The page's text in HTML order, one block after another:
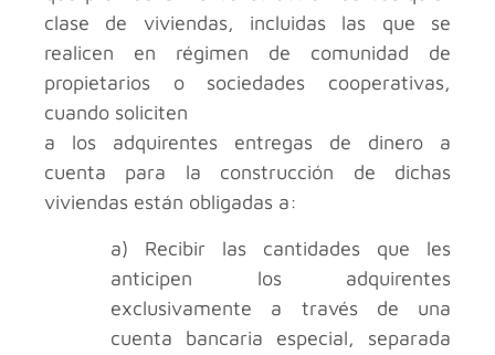
clase de viviendas, incluidas las que se
realicen en régimen de comunidad de
propietarios o sociedades cooperativas,
cuando soliciten
a los adquirentes entregas de dinero a
cuenta para la construcción de dichas
viviendas están obligadas a:
a) Recibir las cantidades que les
anticipen los adquirentes
exclusivamente a través de una
cuenta bancaria especial, separada